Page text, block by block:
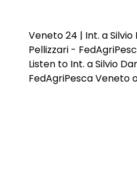
Veneto 24 | Int. a Silvio
Pellizzari -
Listen to Int. a Silvio
FedAgriPesca Veneto